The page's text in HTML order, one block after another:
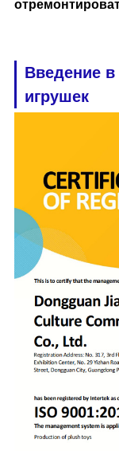
Введение
игрушек